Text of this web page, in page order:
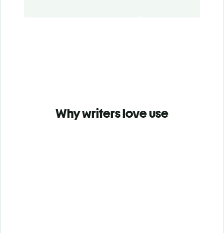
Why writers love use